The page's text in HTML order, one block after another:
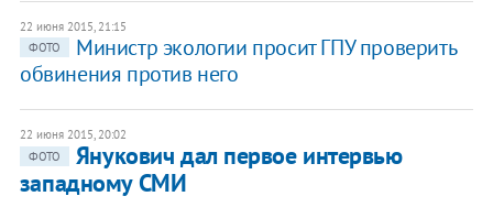
22 июня 2015, 21:15
ФОТО
Министр экологии просит ГПУ проверить
обвинения против него
22 июня 2015, 20:02
ФОТО
Янукович дал первое интервью
западному СМИ